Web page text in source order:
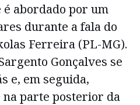
é abordado por um
durante a fala do
Ferreira (PL-MG).
Gonçalves se
e, em seguida,
parte posterior da